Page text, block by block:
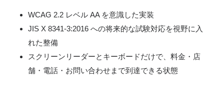
WCAG 2.2 レベル AA を意識した実装
JIS X 8341-3:2016 への将来的な試験対応を視野に入
れた整備
スクリーンリーダーとキーボードだけで、料金・店
舗・電話・お問い合わせまで到達できる状態